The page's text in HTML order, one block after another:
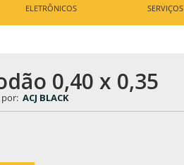
ELETRÔNICOS SERVIÇOS
0,40 x 0,35
ACJ BLACK